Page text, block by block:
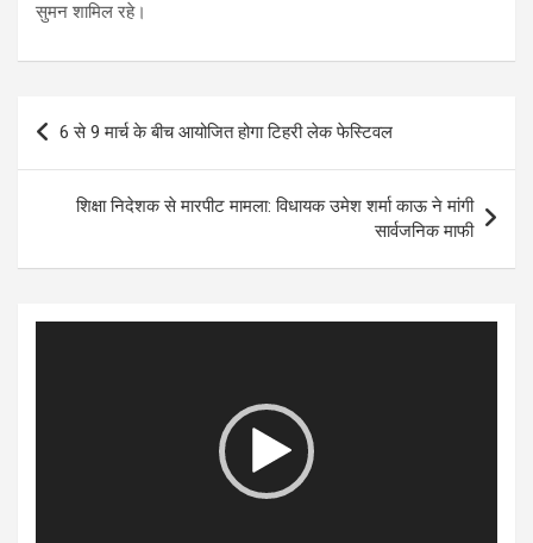
सुमन शामिल रहे।
Post
navigation
6 से 9 मार्च के बीच आयोजित होगा टिहरी लेक फेस्टिवल
शिक्षा निदेशक से मारपीट मामला: विधायक उमेश शर्मा काऊ ने मांगी
सार्वजनिक माफी